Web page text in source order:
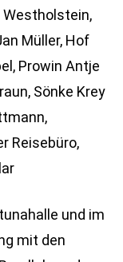
Westholstein,
Müller, Hof
Prowin Antje
Sönke Krey
Reisebüro,
und im
mit den